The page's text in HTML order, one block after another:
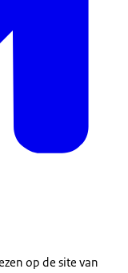
op de site van